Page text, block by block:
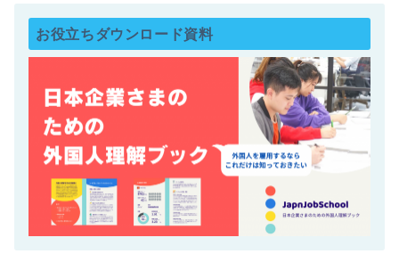
お役立ちダウンロード資料